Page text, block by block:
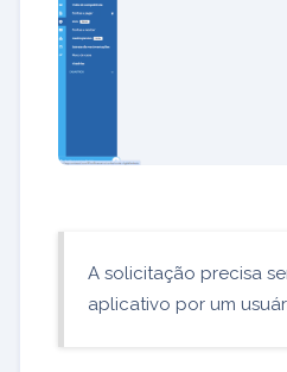
A solicitação precisa
aplicativo por um